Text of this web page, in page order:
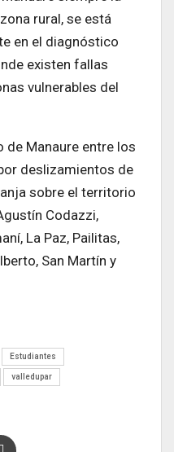
rural, se está
en el diagnóstico
existen fallas
vulnerables del
de Manaure entre los
deslizamientos de
sobre el territorio
Codazzi,
La Paz, Pailitas,
San Martín y
Estudiantes
valledupar